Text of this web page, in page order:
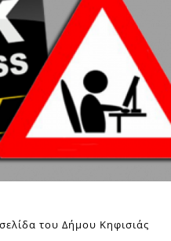
του Δήμου Κηφισιάς